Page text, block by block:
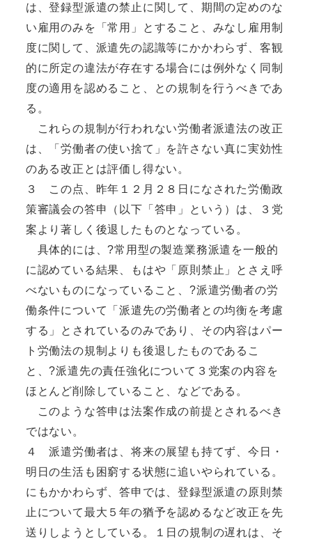
は、登録型派遣の禁止に関して、期間の定めのな
い雇用のみを「常用」とすること、みなし雇用制
度に関して、派遣先の認識等にかかわらず、客観
的に所定の違法が存在する場合には例外なく同制
度の適用を認めること、との規制を行うべきであ
る。
これらの規制が行われない労働者派遣法の改正
は、「労働者の使い捨て」を許さない真に実効性
のある改正とは評価し得ない。
３ この点、昨年１２月２８日になされた労働政
策審議会の答申（以下「答申」という）は、３党
案より著しく後退したものとなっている。
具体的には、?常用型の製造業務派遣を一般的
に認めている結果、もはや「原則禁止」とさえ呼
べないものになっていること、?派遣労働者の労
働条件について「派遣先の労働者との均衡を考慮
する」とされているのみであり、その内容はパー
ト労働法の規制よりも後退したものであるこ
と、?派遣先の責任強化について３党案の内容を
ほとんど削除していること、などである。
このような答申は法案作成の前提とされるべき
ではない。
４ 派遣労働者は、将来の展望も持てず、今日・
明日の生活も困窮する状態に追いやられている。
にもかかわらず、答申では、登録型派遣の原則禁
止について最大５年の猶予を認めるなど改正を先
送りしようとしている。１日の規制の遅れは、そ